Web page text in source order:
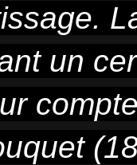
un